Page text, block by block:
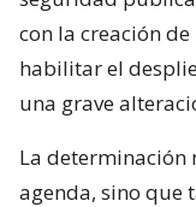
con la creación
habilitar el
una grave
La determinación
agenda, sino que